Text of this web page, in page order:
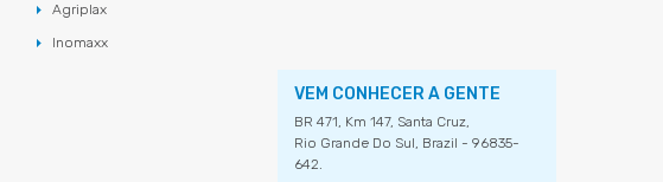
Agriplax
Inomaxx
VEM CONHECER A GENTE
BR 471, Km 147, Santa Cruz,
Rio Grande Do Sul, Brazil - 96835-
642.